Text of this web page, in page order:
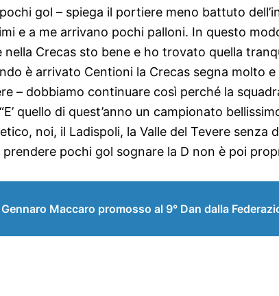
gol – spiega il portiere meno battuto
e a me arrivano pochi palloni. In questo
Crecas sto bene e ho trovato quella
è arrivato Centioni la Crecas segna molto
– dobbiamo continuare così perché la
quello di quest’anno un campionato
noi, il Ladispoli, la Valle del Tevere
pochi gol sognare la D non è poi
Maccaro promosso al 9° Dan dalla